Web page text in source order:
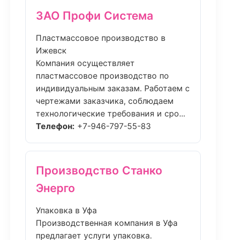
ЗАО Профи Система
Пластмассовое производство в
Ижевск
Компания осуществляет
пластмассовое производство по
индивидуальным заказам. Работаем с
чертежами заказчика, соблюдаем
технологические требования и сро...
Телефон: +7-946-797-55-83
Производство Станко
Энерго
Упаковка в Уфа
Производственная компания в Уфа
предлагает услуги упаковка.